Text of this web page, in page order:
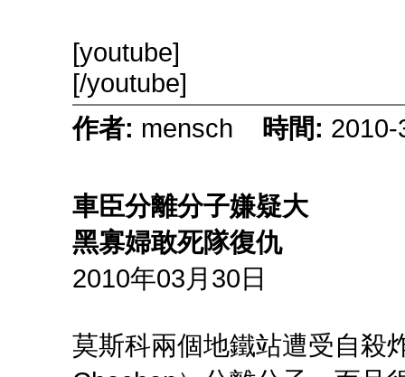
[youtube]
[/youtube]
作者: mensch 時間: 2010-
車臣分離分子嫌疑大
黑寡婦敢死隊復仇
2010年03月30日
莫斯科兩個地鐵站遭受自殺